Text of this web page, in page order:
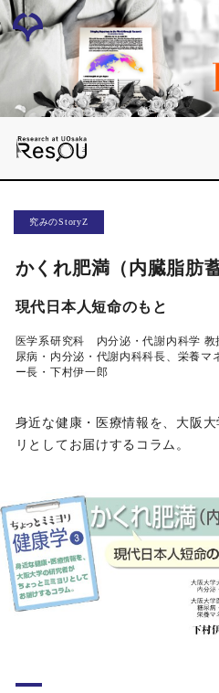
究みのStoryZ
かくれ肥満（内臓脂肪
現代日本人短命のもと
医学系研究科 内分泌・代謝内科学
尿病・内分泌・代謝内科科長、栄養マ
ー長・下村伊一郎
身近な健康・医療情報を、大阪
リとしてお届けするコラム。